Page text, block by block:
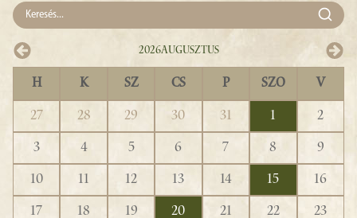
2026Augusztus
H K SZ CS P SZO V
27 28 29 30 31 1
2
3
4 5 6 7 8
9
10
11 12 13 14 15
16
17
18 19 20 21 22
23